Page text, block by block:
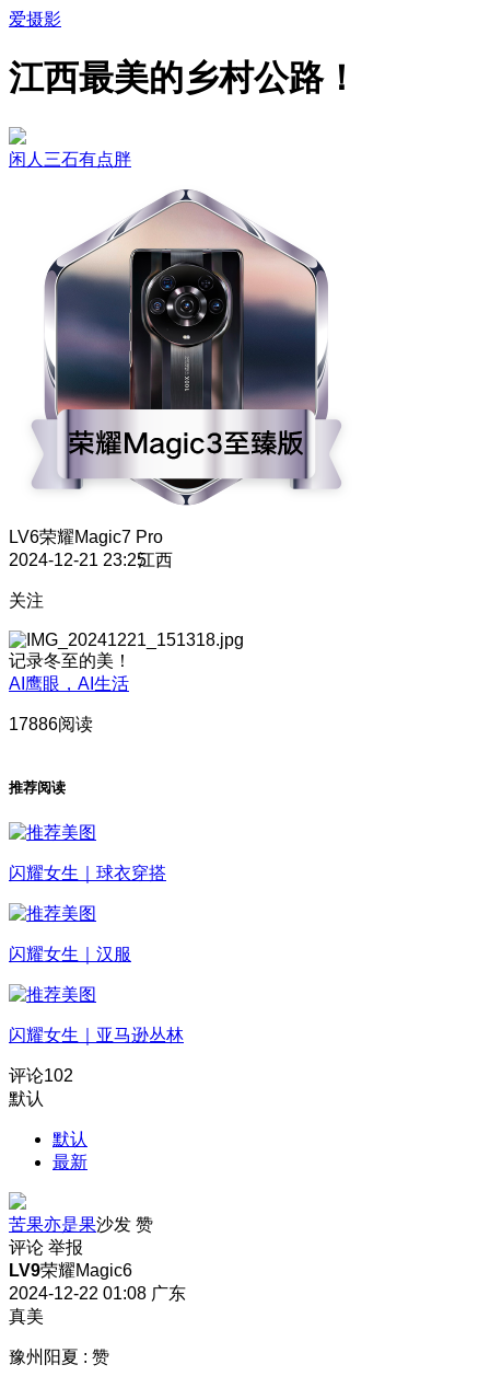
爱摄影
江西最美的乡村公路！
闲人三石有点胖
LV6荣耀Magic7 Pro
2024-12-21 23:25江西
关注
记录冬至的美！
AI鹰眼，AI生活
17886阅读
推荐阅读
闪耀女生｜球衣穿搭
闪耀女生｜汉服
闪耀女生｜亚马逊丛林
评论102
默认
默认
最新
苦果亦是果沙发 赞
评论 举报
LV9荣耀Magic6
2024-12-22 01:08 广东
真美
豫州阳夏 : 赞